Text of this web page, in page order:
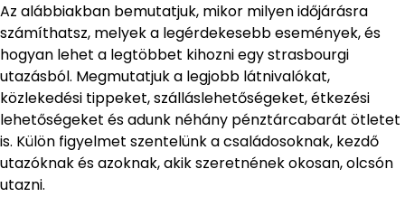
Az alábbiakban bemutatjuk, mikor milyen időjárásra
számíthatsz, melyek a legérdekesebb események, és
hogyan lehet a legtöbbet kihozni egy strasbourgi
utazásból. Megmutatjuk a legjobb látnivalókat,
közlekedési tippeket, szálláslehetőségeket, étkezési
lehetőségeket és adunk néhány pénztárcabarát ötletet
is. Külön figyelmet szentelünk a családosoknak, kezdő
utazóknak és azoknak, akik szeretnének okosan, olcsón
utazni.